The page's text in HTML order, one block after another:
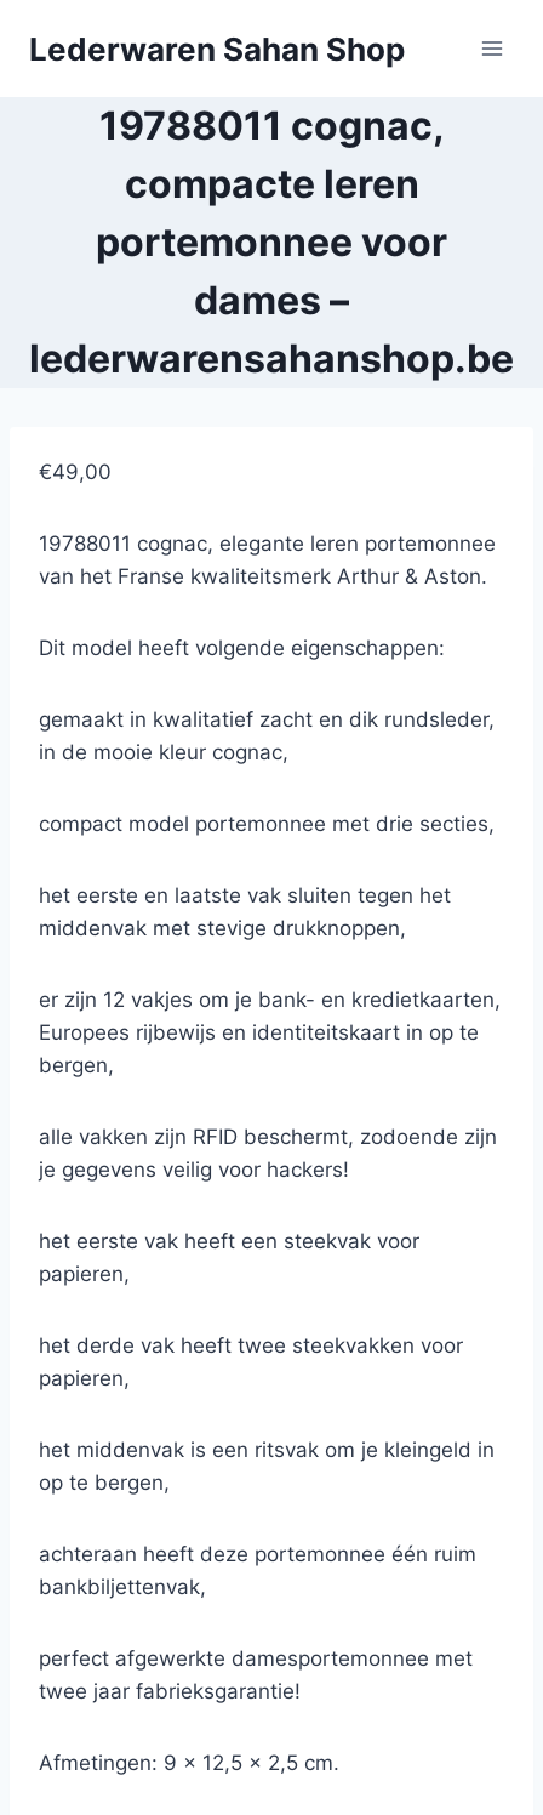
Lederwaren Sahan Shop
19788011 cognac,
compacte leren
portemonnee voor
dames –
lederwarensahanshop.be
€49,00
19788011 cognac, elegante leren portemonnee
van het Franse kwaliteitsmerk Arthur & Aston.
Dit model heeft volgende eigenschappen:
gemaakt in kwalitatief zacht en dik rundsleder,
in de mooie kleur cognac,
compact model portemonnee met drie secties,
het eerste en laatste vak sluiten tegen het
middenvak met stevige drukknoppen,
er zijn 12 vakjes om je bank- en kredietkaarten,
Europees rijbewijs en identiteitskaart in op te
bergen,
alle vakken zijn RFID beschermt, zodoende zijn
je gegevens veilig voor hackers!
het eerste vak heeft een steekvak voor
papieren,
het derde vak heeft twee steekvakken voor
papieren,
het middenvak is een ritsvak om je kleingeld in
op te bergen,
achteraan heeft deze portemonnee één ruim
bankbiljettenvak,
perfect afgewerkte damesportemonnee met
twee jaar fabrieksgarantie!
Afmetingen: 9 x 12,5 x 2,5 cm.